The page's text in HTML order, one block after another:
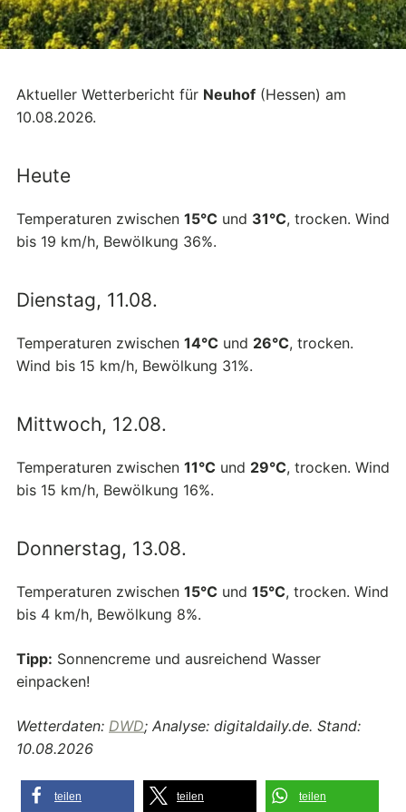
Aktueller Wetterbericht für Neuhof (Hessen) am
10.08.2026.
Heute
Temperaturen zwischen 15°C und 31°C, trocken. Wind
bis 19 km/h, Bewölkung 36%.
Dienstag, 11.08.
Temperaturen zwischen 14°C und 26°C, trocken.
Wind bis 15 km/h, Bewölkung 31%.
Mittwoch, 12.08.
Temperaturen zwischen 11°C und 29°C, trocken. Wind
bis 15 km/h, Bewölkung 16%.
Donnerstag, 13.08.
Temperaturen zwischen 15°C und 15°C, trocken. Wind
bis 4 km/h, Bewölkung 8%.
Tipp: Sonnencreme und ausreichend Wasser
einpacken!
Wetterdaten: DWD; Analyse: digitaldaily.de. Stand:
10.08.2026
teilen teilen teilen